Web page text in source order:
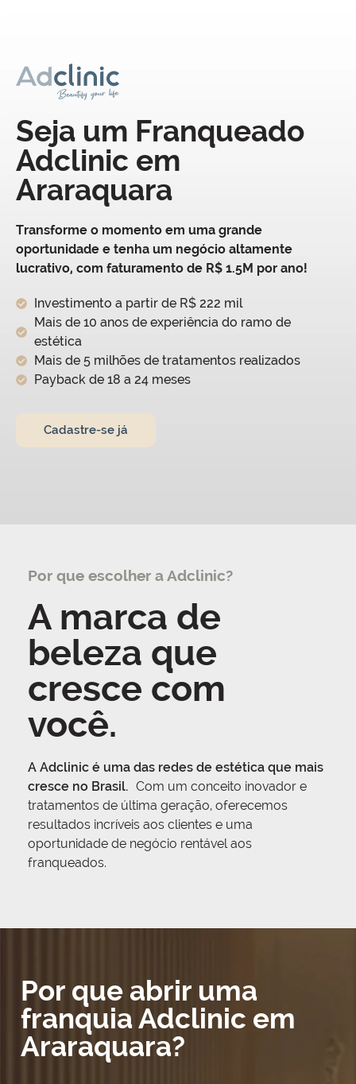
Seja um Franqueado
Adclinic em
Araraquara
Transforme o momento em uma grande
oportunidade e tenha um negócio altamente
lucrativo, com faturamento de R$ 1.5M por ano!
Investimento a partir de R$ 222 mil
Mais de 10 anos de experiência do ramo de
estética
Mais de 5 milhões de tratamentos realizados
Payback de 18 a 24 meses
Cadastre-se já
Por que escolher a Adclinic?
A marca de
beleza que
cresce com
você.
A Adclinic é uma das redes de estética que mais
cresce no Brasil. Com um conceito inovador e
tratamentos de última geração, oferecemos
resultados incríveis aos clientes e uma
oportunidade de negócio rentável aos
franqueados.
Por que abrir uma
franquia Adclinic em
Araraquara?